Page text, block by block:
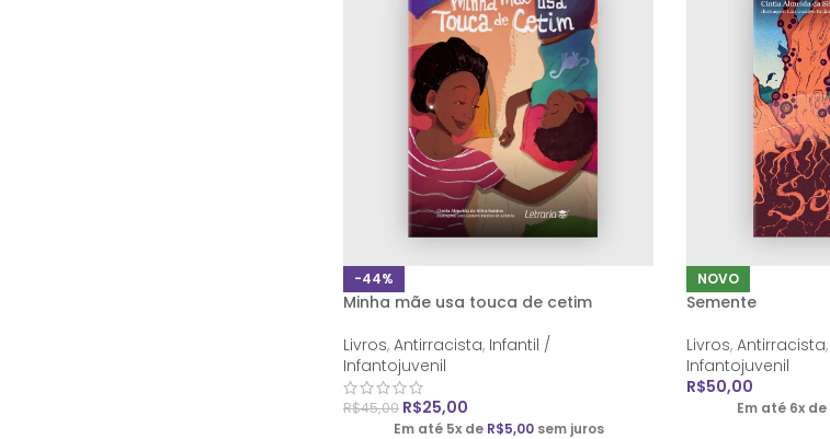
-44%
Minha mãe usa touca de cetim
Livros, Antirracista, Infantil /
Infantojuvenil
R$45,00 R$25,00
Em até 5x de R$5,00 sem juros
NOVO
Semente
Livros, Antirracista,
Infantojuvenil
R$50,00
Em até 6x de